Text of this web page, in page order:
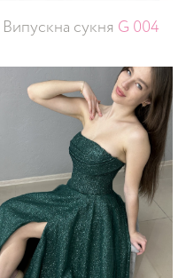
Випускна сукня G 004